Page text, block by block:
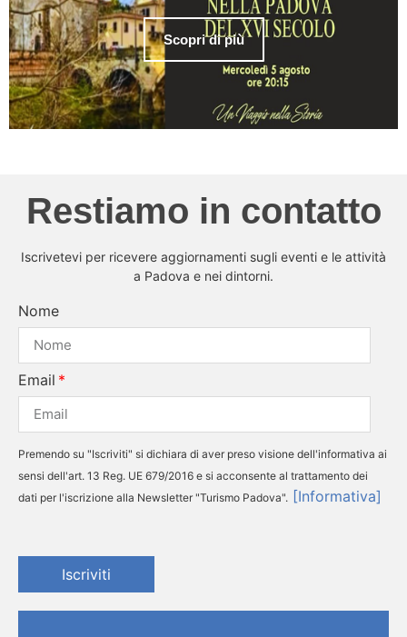
Scopri di più
Restiamo in contatto
Iscrivetevi per ricevere aggiornamenti sugli eventi e le attività
a Padova e nei dintorni.
Nome
Email
Premendo su "Iscriviti" si dichiara di aver preso visione dell'informativa ai
sensi dell'art. 13 Reg. UE 679/2016 e si acconsente al trattamento dei
dati per l'iscrizione alla Newsletter "Turismo Padova". [Informativa]
Iscriviti